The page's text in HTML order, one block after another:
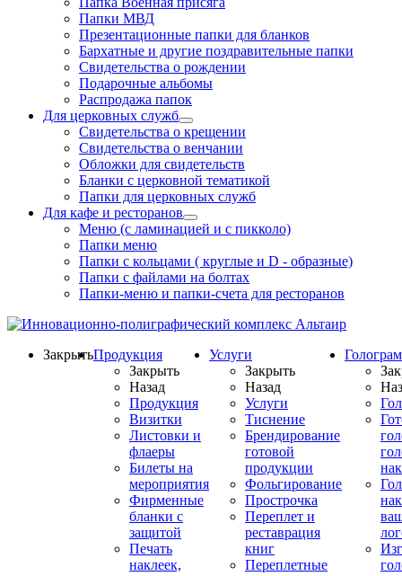
Папки МВД
Презентационные папки для бланков
Бархатные и другие поздравительные папки
Свидетельства о рождении
Подарочные альбомы
Распродажа папок
Для церковных служб
Свидетельства о крещении
Свидетельства о венчании
Обложки для свидетельств
Бланки с церковной тематикой
Папки для церковных служб
Для кафе и ресторанов
Меню (с ламинацией и с пикколо)
Папки меню
Папки с кольцами ( круглые и D - образные)
Папки с файлами на болтах
Папки-меню и папки-счета для ресторанов
ЗакрытьПродукция
Закрыть
Назад
Продукция
Визитки
Листовки и
флаеры
Билеты на
мероприятия
Фирменные
бланки с
защитой
Печать
наклеек,
Услуги
Закрыть
Назад
Услуги
Тиснение
Брендирование
готовой
продукции
Фольгирование
Прострочка
Переплет и
реставрация
книг
Переплетные